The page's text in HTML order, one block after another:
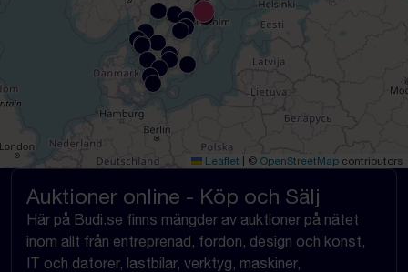
Leaflet | © OpenStreetMap contributors
Auktioner online - Köp och Sälj
Här på Budi.se finns mängder av auktioner på nätet
inom allt från entreprenad, fordon, design och konst,
IT och datorer, lastbilar, verktyg, maskiner,